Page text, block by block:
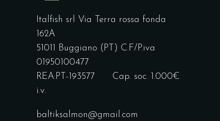
Italfish srl Via Terra rossa fonda
162A
51011 Buggiano (PT) C.F/P.iva
01950100477
REA:PT-193577 Cap. soc. 1.000€
i.v.
baltiksalmon@gmail.com